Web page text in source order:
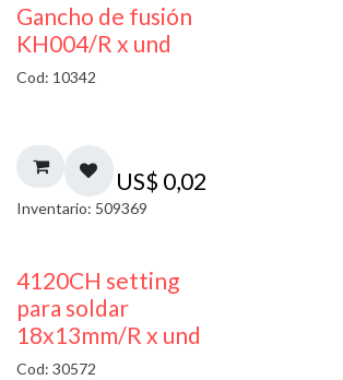
Gancho de fusión
KH004/R x und
Cod: 10342
US$ 0,02
Inventario: 509369
4120CH setting
para soldar
18x13mm/R x und
Cod: 30572